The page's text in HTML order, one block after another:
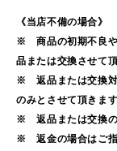
《当店不備の場合》
※ 商品の初期不良や
品または交換させて
※ 返品または交換対
のみとさせて頂きます
※ 返品または交換の
※ 返金の場合はご指